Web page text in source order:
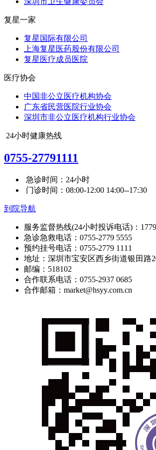
复星一家
复星国际有限公司
上海复星医药股份有限公司
复星医疗成员医院
医疗协会
中国非公立医疗机构协会
广东省民营医院行业协会
深圳市非公立医疗机构行业协会
24小时健康热线
0755-27791111
急诊时间：24小时
门诊时间：08:00-12:00 14:00--17:30
到院导航
服务监督热线(24小时投诉电话)：
急诊急救电话：0755-2779 5555
预约挂号电话：0755-2779 1111
地址：深圳市宝安区西乡街道银田路
邮编：518102
合作联系电话：0755-2937 0685
合作邮箱：market@hsyy.com.cn